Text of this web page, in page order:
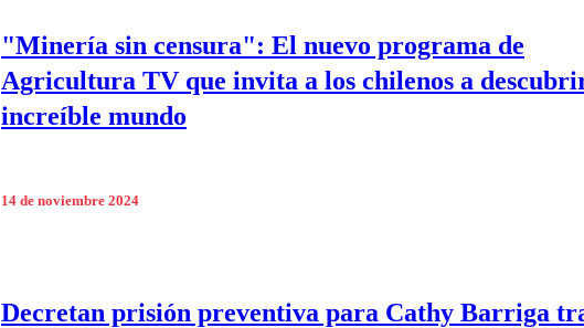
"Minería sin censura": El nuevo programa de
Agricultura TV que invita a los chilenos a
increíble mundo
14 de noviembre 2024
Decretan prisión preventiva para Cathy Barriga